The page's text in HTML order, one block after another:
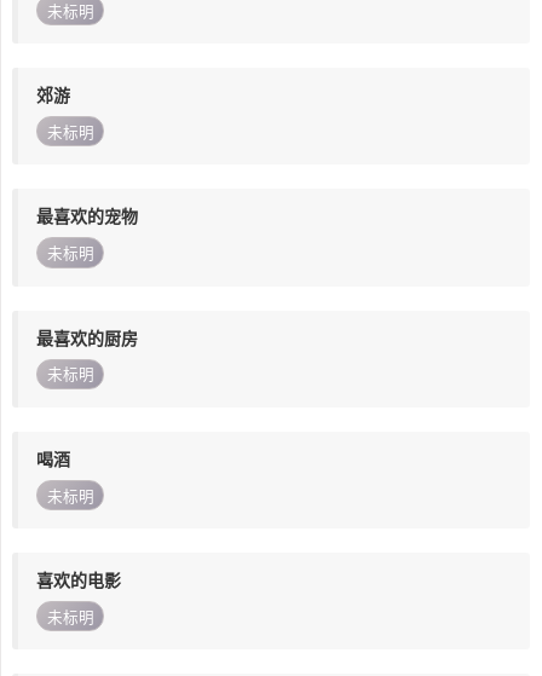
未标明
郊游
未标明
最喜欢的宠物
未标明
最喜欢的厨房
未标明
喝酒
未标明
喜欢的电影
未标明